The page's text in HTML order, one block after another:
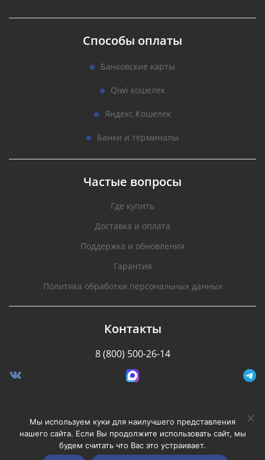
Способы оплаты
Банковские карты
Qiwi кошелек
Яндекс.Кошелек
Банки и терминалы
Частые вопросы
Где купить
Доставка и оплата
Поддержка и обновления
Гарантия
Политика обработки персональных данных
Контакты
8 (800) 500-26-14
Разработано Stormcorp
Copyright © 2008-2020, Silverstone F1. Все права
Мы используем куки для наилучшего представления
нашего сайта. Если Вы продолжите использовать сайт, мы
будем считать что Вас это устраивает.